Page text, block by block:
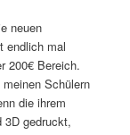
neuen
endlich mal
200€ Bereich.
Schülern
die ihrem
3D gedruckt,